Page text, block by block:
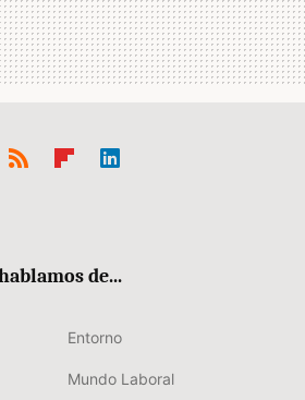
de...
Entorno
Mundo Laboral